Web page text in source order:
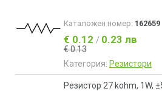
Каталожен номер: 162659
€ 0.12 / 0.23 лв
€ 0.13
Категория: Резистори
Резистор 27 kohm, 1W,